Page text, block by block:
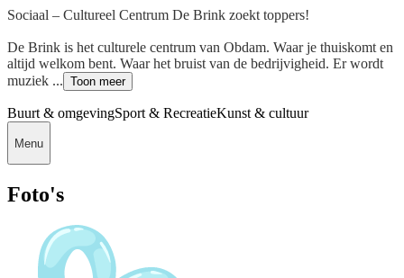
Sociaal – Cultureel Centrum De Brink zoekt toppers!
De Brink is het culturele centrum van Obdam. Waar je thuiskomt en
altijd welkom bent. Waar het bruist van de bedrijvigheid. Er wordt
muziek ... Toon meer
Buurt & omgevingSport & RecreatieKunst & cultuur
Menu
Foto's